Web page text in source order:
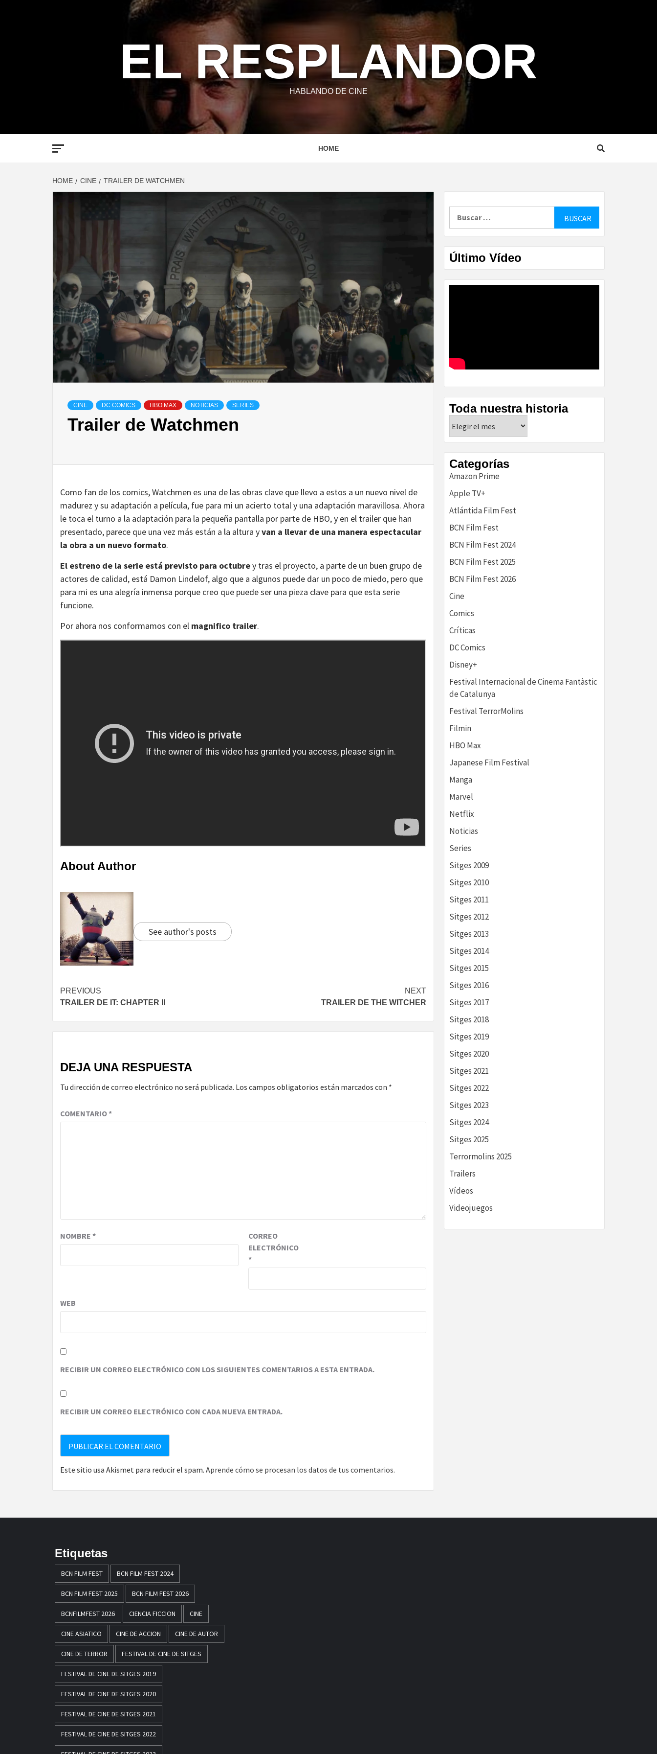
EL RESPLANDOR
HABLANDO DE CINE
HOME
HOME CINE TRAILER DE WATCHMEN
CINE DC COMICS HBO MAX NOTICIAS SERIES
Trailer de Watchmen
Como fan de los comics, Watchmen es una de las obras clave que llevo a estos a un nuevo nivel de
madurez y su adaptación a película, fue para mi un acierto total y una adaptación maravillosa. Ahora
le toca el turno a la adaptación para la pequeña pantalla por parte de HBO, y en el trailer que han
presentado, parece que una vez más están a la altura yvan a llevar de una manera espectacular
la obra a un nuevo formato.
El estreno de la serie está previsto para octubrey tras el proyecto, a parte de un buen grupo de
actores de calidad, está Damon Lindelof, algo que a algunos puede dar un poco de miedo, pero que
para mi es una alegría inmensa porque creo que puede ser una pieza clave para que esta serie
funcione.
Por ahora nos conformamos con el magnifico trailer.
About Author
See author's posts
Continue
Reading
PREVIOUS
TRAILER DE IT: CHAPTER II
NEXT
TRAILER DE THE WITCHER
DEJA UNA RESPUESTA
Tu dirección de correo electrónico no será publicada. Los campos obligatorios están marcados con *
COMENTARIO*
NOMBRE *
CORREO
ELECTRÓNICO
*
WEB
RECIBIR UN CORREO ELECTRÓNICO CON LOS SIGUIENTES COMENTARIOS A ESTA ENTRADA.
RECIBIR UN CORREO ELECTRÓNICO CON CADA NUEVA ENTRADA.
Este sitio usa Akismet para reducir el spam. Aprende cómo se procesan los datos de tus comentarios.
Último Vídeo
Toda nuestra historia
nuestra
historia
Categorías
Amazon Prime
Apple TV+
Atlántida Film Fest
BCN Film Fest
BCN Film Fest 2024
BCN Film Fest 2025
BCN Film Fest 2026
Cine
Comics
Críticas
DC Comics
Disney+
Festival Internacional de Cinema Fantàstic
de Catalunya
Festival TerrorMolins
Filmin
HBO Max
Japanese Film Festival
Manga
Marvel
Netflix
Noticias
Series
Sitges 2009
Sitges 2010
Sitges 2011
Sitges 2012
Sitges 2013
Sitges 2014
Sitges 2015
Sitges 2016
Sitges 2017
Sitges 2018
Sitges 2019
Sitges 2020
Sitges 2021
Sitges 2022
Sitges 2023
Sitges 2024
Sitges 2025
Terrormolins 2025
Trailers
Vídeos
Videojuegos
Etiquetas
BCN FILM FEST BCN FILM FEST 2024
BCN FILM FEST 2025 BCN FILM FEST 2026
BCNFILMFEST 2026 CIENCIA FICCION CINE
CINE ASIATICO CINE DE ACCION CINE DE AUTOR
CINE DE TERROR FESTIVAL DE CINE DE SITGES
FESTIVAL DE CINE DE SITGES 2019
FESTIVAL DE CINE DE SITGES 2020
FESTIVAL DE CINE DE SITGES 2021
FESTIVAL DE CINE DE SITGES 2022